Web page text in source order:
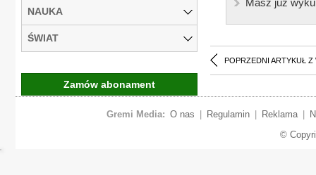
Masz już
POPRZEDNI ARTYKUŁ Z
NAUKA
ŚWIAT
Zamów abonament
Gremi Media: O nas Regulamin Reklama
©